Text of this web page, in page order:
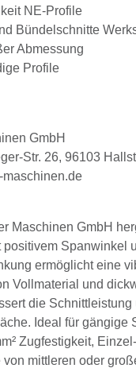
NE-Profile
Bündelschnitte
Abmessung
Profile
GmbH
Str. 26, 96103
maschinen.de
Maschinen GmbH
positivem Spanwinkel
ermöglicht eine
Vollmaterial und
die
Ideal für gängige
Zugfestigkeit,
von mittleren oder